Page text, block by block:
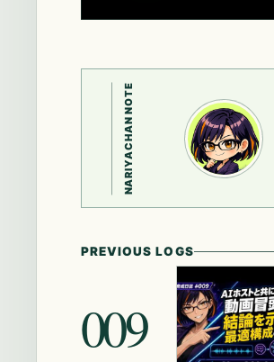
NARIYACHAN NOTE
PREVIOUS LOGS
009